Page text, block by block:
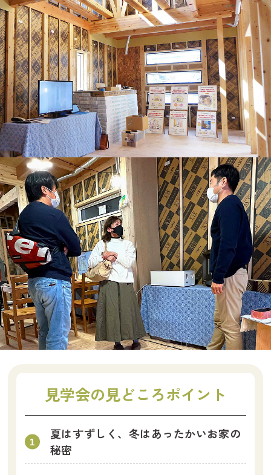
見学会の見どころポイント
夏はすずしく、冬はあったかいお家の
秘密